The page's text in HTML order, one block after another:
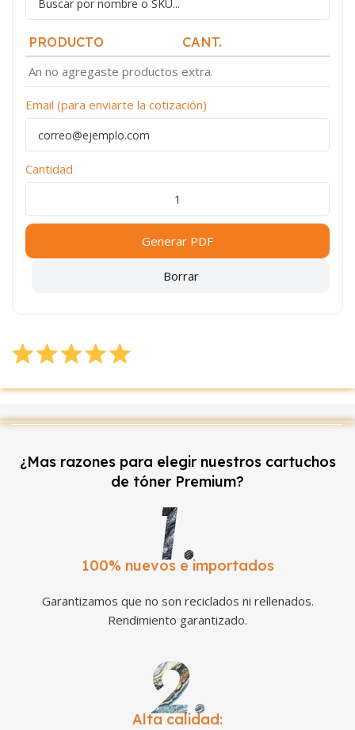
PRODUCTO CANT.
An no agregaste productos extra.
Email (para enviarte la cotización)
Cantidad
Generar PDF
Borrar
¿Mas razones para elegir nuestros cartuchos
de tóner Premium?
100% nuevos e importados
Garantizamos que no son reciclados ni rellenados.
Rendimiento garantizado.
Alta calidad: